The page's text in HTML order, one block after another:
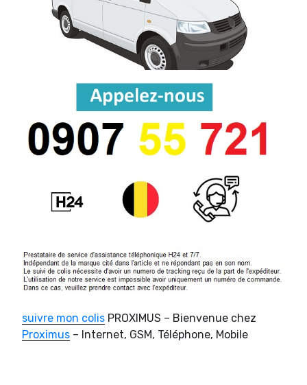
suivre mon colis PROXIMUS – Bienvenue chez
Proximus – Internet, GSM, Téléphone, Mobile